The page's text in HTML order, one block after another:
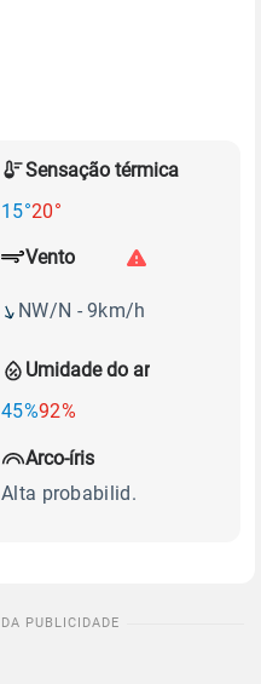
Sensação térmica
15°20°
Umidade do ar
45%92%
Vento
NW/N - 9km/h
Arco-íris
Alta probabilid.